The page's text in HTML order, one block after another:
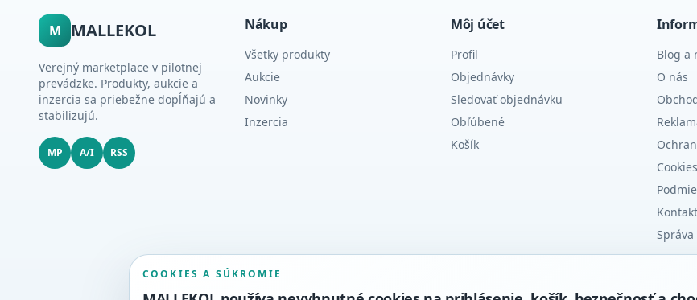
M MALLEKOL
Verejný marketplace v pilotnej
prevádzke. Produkty, aukcie a
inzercia sa priebežne dopĺňajú a
stabilizujú.
MP A/I RSS
Nákup
Všetky produkty
Aukcie
Novinky
Inzercia
Môj účet
Profil
Objednávky
Sledovať objednávku
Obľúbené
Košík
Blog a
O nás
Cookies
Kontakt
COOKIES A SÚKROMIE